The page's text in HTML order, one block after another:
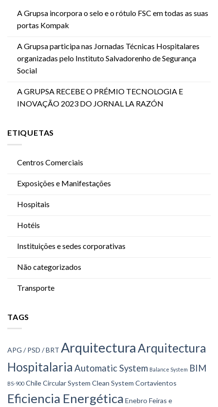
A Grupsa incorpora o selo e o rótulo FSC em todas as suas
portas Kompak
A Grupsa participa nas Jornadas Técnicas Hospitalares
organizadas pelo Instituto Salvadorenho de Segurança
Social
A GRUPSA RECEBE O PRÉMIO TECNOLOGIA E
INOVAÇÃO 2023 DO JORNAL LA RAZÓN
ETIQUETAS
Centros Comerciais
Exposições e Manifestações
Hospitais
Hotéis
Instituições e sedes corporativas
Não categorizados
Transporte
TAGS
APG / PSD / BRT ArquitecturaArquitectura
Hospitalaria Automatic System Balance System BIM
BS-900 ChileCircular System Clean System Cortavientos
Eficiencia Energética Enebro Feiras e